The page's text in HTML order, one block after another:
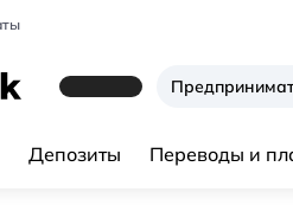
Депозиты Переводы и